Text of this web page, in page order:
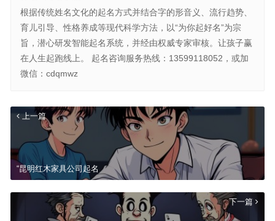
根据传统姓名文化的起名方式并结合字的形音义、流行趋势、
育儿引导、性格养成等现代科学方法，以“为你起好名”为宗
旨，潜心研发智能起名系统，并经由权威专家审核。让孩子赢
在人生起跑线上。 起名咨询服务热线：13599118052，或加
微信：cdqmwz
上一篇
“昆明红木家具公司起名
下一篇